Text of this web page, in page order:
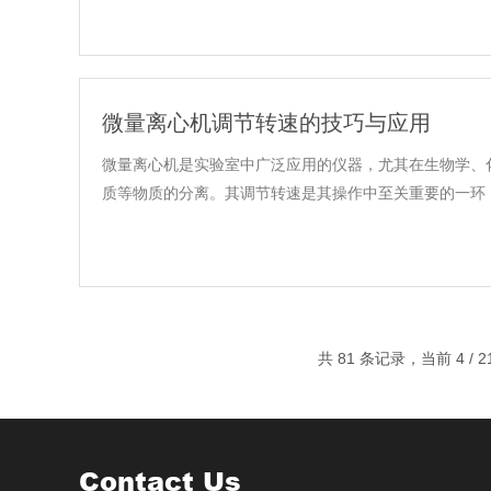
微量离心机调节转速的技巧与应用
微量离心机是实验室中广泛应用的仪器，尤其在生物学
质等物质的分离。其调节转速是其操作中至关重要的一
共 81 条记录，当前 4 /
Contact Us